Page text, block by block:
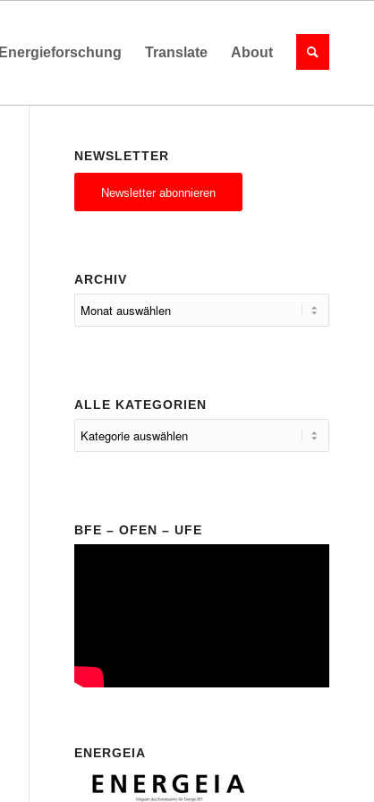
Energieforschung Translate About
NEWSLETTER
Newsletter abonnieren
ARCHIV
ALLE KATEGORIEN
BFE – OFEN – UFE
ENERGEIA